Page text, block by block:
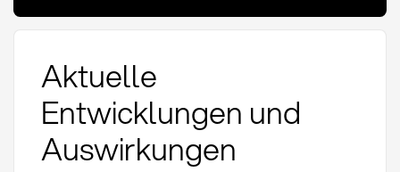
Aktuelle
Entwicklungen und
Auswirkungen